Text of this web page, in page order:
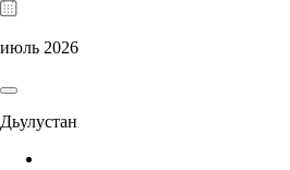
июль 2026
Дьулустан